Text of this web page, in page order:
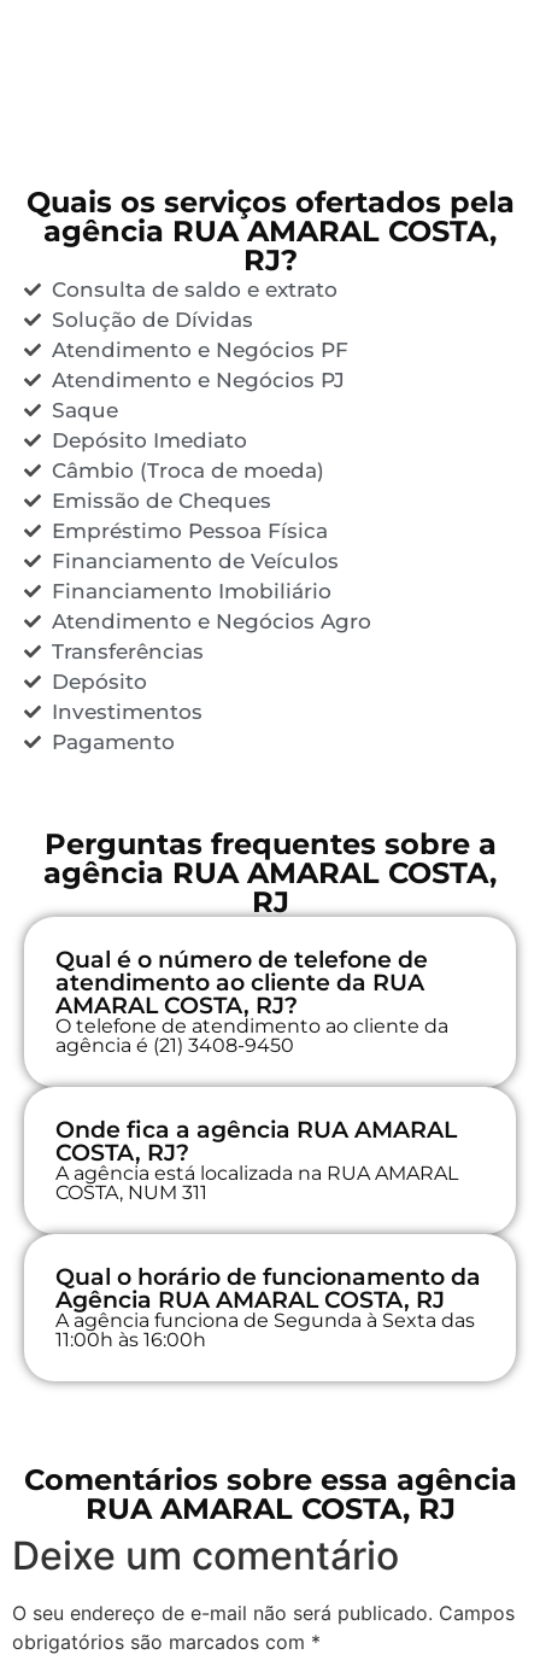
Quais os serviços ofertados pela
agência RUA AMARAL COSTA,
RJ?
Consulta de saldo e extrato
Solução de Dívidas
Atendimento e Negócios PF
Atendimento e Negócios PJ
Saque
Depósito Imediato
Câmbio (Troca de moeda)
Emissão de Cheques
Empréstimo Pessoa Física
Financiamento de Veículos
Financiamento Imobiliário
Atendimento e Negócios Agro
Transferências
Depósito
Investimentos
Pagamento
Perguntas frequentes sobre a
agência RUA AMARAL COSTA,
RJ
Qual é o número de telefone de
atendimento ao cliente da RUA
AMARAL COSTA, RJ?
O telefone de atendimento ao cliente da
agência é (21) 3408-9450
Onde fica a agência RUA AMARAL
COSTA, RJ?
A agência está localizada na RUA AMARAL
COSTA, NUM 311
Qual o horário de funcionamento da
Agência RUA AMARAL COSTA, RJ
A agência funciona de Segunda à Sexta das
11:00h às 16:00h
Comentários sobre essa agência
RUA AMARAL COSTA, RJ
Deixe um comentário
O seu endereço de e-mail não será publicado. Campos
obrigatórios são marcados com *